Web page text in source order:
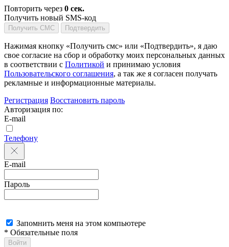
Повторить через 0 сек.
Получить новый SMS-код
Получить СМС Подтвердить
Нажимая кнопку «Получить смс» или «Подтвердить», я даю
свое согласие на сбор и обработку моих персональных данных
в соответствии с Политикой и принимаю условия
Пользовательского соглашения, а так же я согласен получать
рекламные и информационные материалы.
Регистрация Восстановить пароль
Авторизация по:
E-mail
Телефону
E-mail
Пароль
Запомнить меня на этом компьютере
* Обязательные поля
Войти